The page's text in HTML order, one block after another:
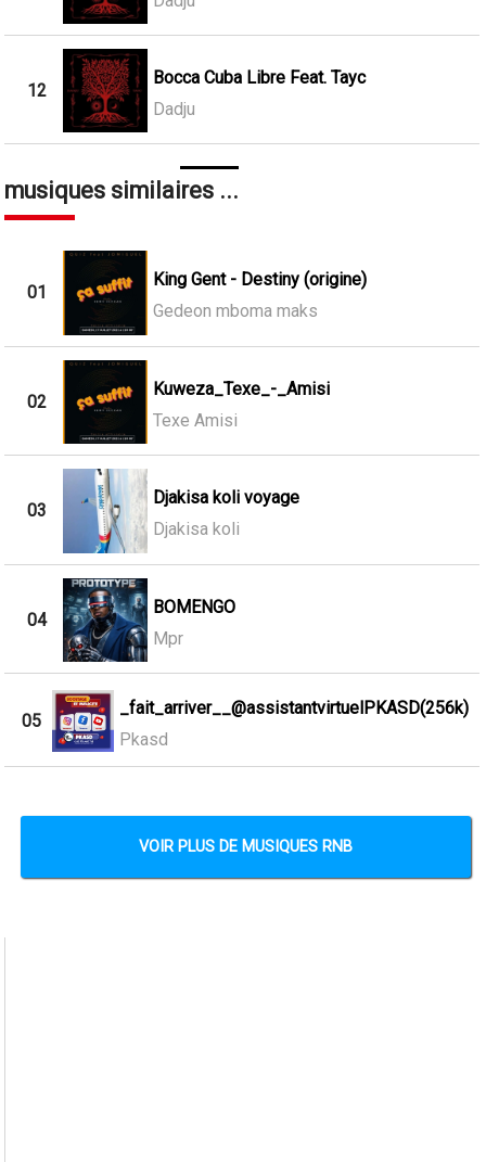
12
Bocca Cuba Libre Feat. Tayc
Dadju
musiques similaires ...
01
King Gent - Destiny (origine)
Gedeon mboma maks
02
Kuweza_Texe_-_Amisi
Texe Amisi
03
Djakisa koli voyage
Djakisa koli
04
BOMENGO
Mpr
05
_fait_arriver__@assistantvirtuelPKASD(256k)
Pkasd
VOIR PLUS DE MUSIQUES RNB